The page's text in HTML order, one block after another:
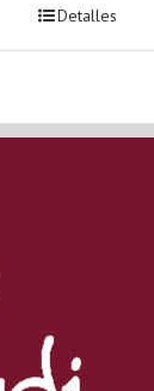
Detalles